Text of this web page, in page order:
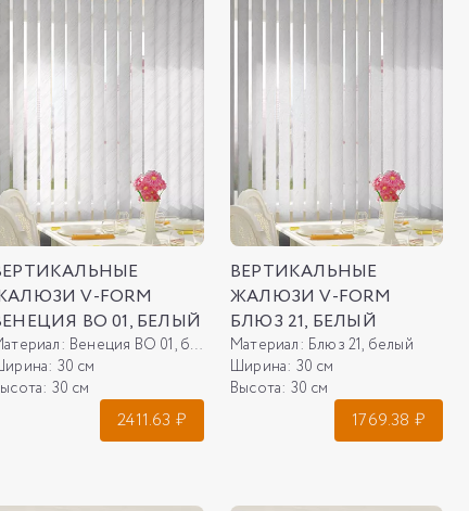
V-FORM
ВО 01, БЕЛЫЙ
Венеция ВО 01, белый
30 см
30 см
2411.63 ₽
ВЕРТИКАЛЬНЫЕ
ЖАЛЮЗИ V-FORM
БЛЮЗ 21, БЕЛЫЙ
Материал: Блюз 21, белый
Ширина: 30 см
Высота: 30 см
1769.38 ₽